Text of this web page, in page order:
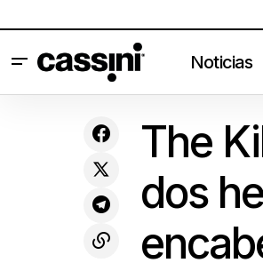
Noticias
Iggy Pop
The
dos